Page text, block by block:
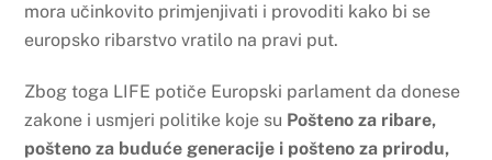
mora učinkovito primjenjivati i provoditi kako bi se
europsko ribarstvo vratilo na pravi put.
Zbog toga LIFE potiče Europski parlament da donese
zakone i usmjeri politike koje su Pošteno za ribare,
pošteno za buduće generacije i pošteno za prirodu,